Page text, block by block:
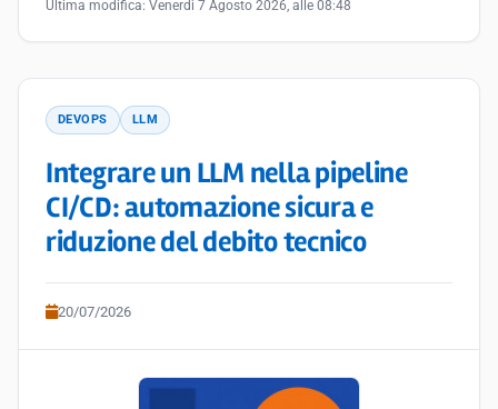
Ultima modifica: Venerdì 7 Agosto 2026, alle 08:48
DEVOPS LLM
Integrare un LLM nella pipeline
CI/CD: automazione sicura e
riduzione del debito tecnico
20/07/2026